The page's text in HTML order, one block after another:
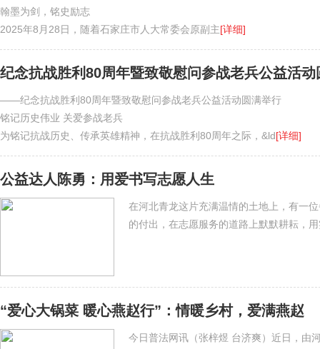
翰墨为剑，铭史励志
2025年8月28日，随着石家庄市人大常委会原副主[详细]
纪念抗战胜利80周年暨致敬慰问参战老兵公益活动
——纪念抗战胜利80周年暨致敬慰问参战老兵公益活动圆满举行
铭记历史伟业 关爱参战老兵
为铭记抗战历史、传承英雄精神，在抗战胜利80周年之际，&ld[详细]
公益达人陈勇：用爱书写志愿人生
在河北青龙这片充满温情的土地上，有一
的付出，在志愿服务的道路上默默耕耘，
“爱心大锅菜 暖心燕赵行”：情暖乡村，爱满燕赵
今日普法网讯（张梓煜 台济爽）近日，由